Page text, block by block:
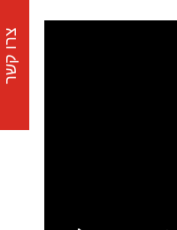
צרו קשר